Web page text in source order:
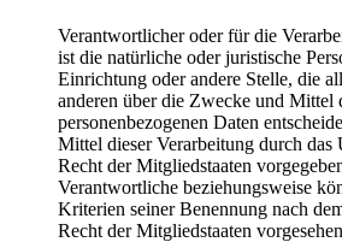
Verantwortlicher oder für die
ist die natürliche oder juristische
Einrichtung oder andere Stelle, die
anderen über die Zwecke und Mittel
personenbezogenen Daten
Mittel dieser Verarbeitung durch das
Recht der Mitgliedstaaten
Verantwortliche beziehungsweise
Kriterien seiner Benennung nach
Recht der Mitgliedstaaten